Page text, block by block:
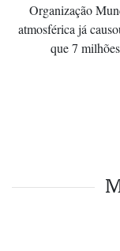
Organização
atmosférica já
que 7